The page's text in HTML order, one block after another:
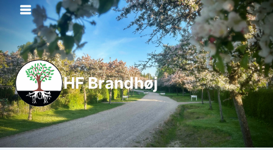
Fortsæt
indhold
HF Brandhøj